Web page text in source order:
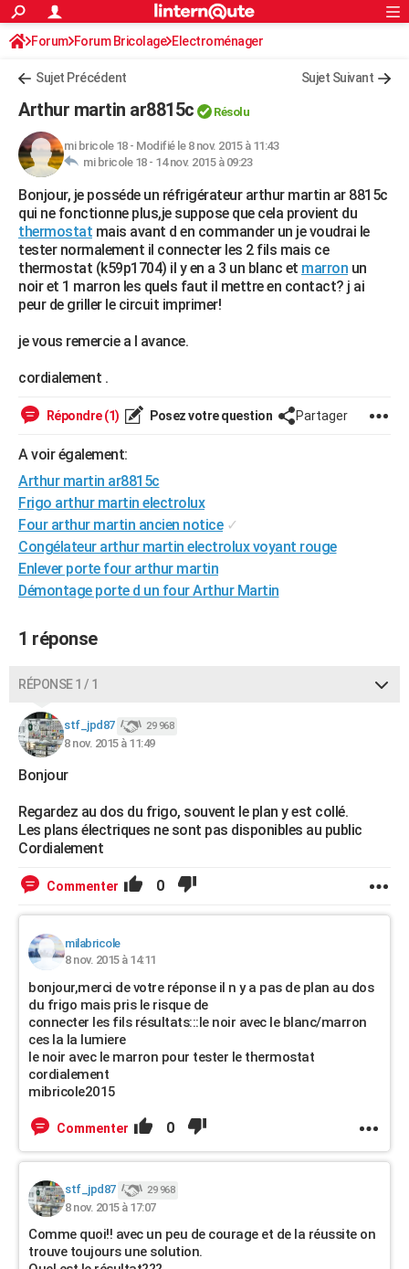
ACTUALITÉS
Politique
Société
Faits Divers
Education
Monde
Villes
+
FINANCE
Retraite
Impôts
Epargne
Immobilier
Risques naturels par ville
Banque
Assurance
Crédit
AUTO
Essais
Réserver un essai
Citadines
Berlines
SUV
Forum auto
+HIGH-TECH
Mobiles
Meilleur smartphone
Internet
Ordinateurs
Jeux vidéo
Guide high-tech
+BRICOLAGE
Forum
Aménagement intérieur
Extérieur
Cuisine
Salle de bains
Jardinage
Rangement
WEEK-END
Guides de France
Escapades
Patrimoine
Expositions
Musées
Week-end nature
+
Art de vivre
Bien-être
Loisirs
Mode
Modes de vie
Destinations
City break
Voyage nature
Voyage de noces
Forum
Climat
BONS PLANS
CARTE DE VOEUX
Carte de Noël
Carte Bonne année
Carte Saint-Valentin
Carte Pâques
Carte d'anniversaire
DICTIONNAIRE
COPAINS D'AVANT
S'inscrire
Se connecter
Lycées
Collèges
Primaires
Universités
Entreprises
Service militaire
Avis de recherche
AVIS DE DÉCÈS
FORUM
Bricolage
Lifestyle
Culture
Sport
Auto
Television
Voyage
Cinema
S'inscrire
Connexion
Forum Forum Bricolage Electroménager
Sujet Précédent Sujet Suivant
Arthur martin ar8815c Résolu
mi bricole 18- Modifié le 8 nov. 2015 à 11:43
mi bricole 18 - 14 nov. 2015 à 09:23
Bonjour, je posséde un réfrigérateur arthur martin ar 8815c
qui ne fonctionne plus,je suppose que cela provient du
thermostat mais avant d en commander un je voudrai le
tester normalement il connecter les 2 fils mais ce
thermostat (k59p1704) il y en a 3 un blanc et marron un
noir et 1 marron les quels faut il mettre en contact? j ai
peur de griller le circuit imprimer!
je vous remercie a l avance.
cordialement .
Répondre (1) Posez votre question Partager
A voir également:
Arthur martin ar8815c
Frigo arthur martin electrolux
Four arthur martin ancien notice ✓
Congélateur arthur martin electrolux voyant rouge
Enlever porte four arthur martin
Démontage porte d un four Arthur Martin
1 réponse
RÉPONSE 1 / 1
stf_jpd87 29 968
8 nov. 2015 à 11:49
Bonjour
Regardez au dos du frigo, souvent le plan y est collé.
Les plans électriques ne sont pas disponibles au public
Cordialement
Commenter 0
milabricole
8 nov. 2015 à 14:11
bonjour,merci de votre réponse il n y a pas de plan au dos
du frigo mais pris le risque de
connecter les fils résultats:::le noir avec le blanc/marron
ces la la lumiere
le noir avec le marron pour tester le thermostat
cordialement
mibricole2015
Commenter 0
stf_jpd87 29 968
8 nov. 2015 à 17:07
Comme quoi!! avec un peu de courage et de la réussite on
trouve toujours une solution.